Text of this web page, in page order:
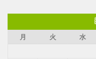
レ
月
火 水